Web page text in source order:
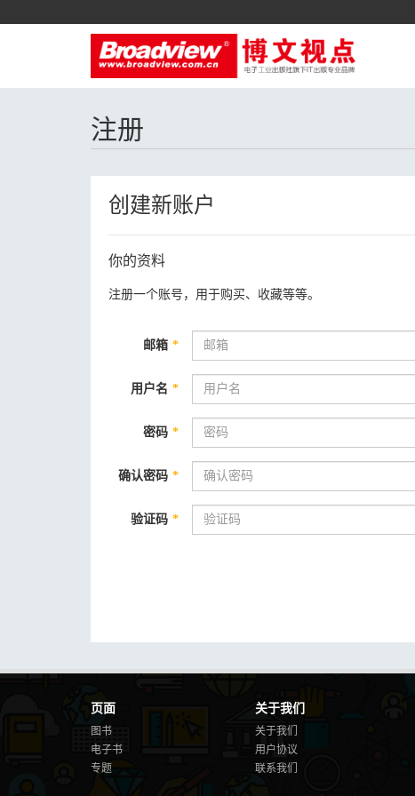
注册
创建新账户
你的资料
注册一个账号，用于购买、收藏等等。
邮箱 *
用户名 *
密码 *
确认密码 *
验证码 *
页面
图书
电子书
专题
关于我们
关于我们
用户协议
联系我们